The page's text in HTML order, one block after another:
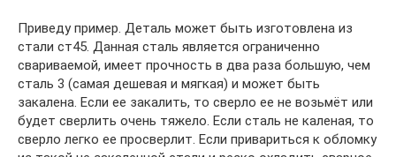
Приведу пример. Деталь может быть изготовлена из
стали ст45. Данная сталь является ограниченно
свариваемой, имеет прочность в два раза большую, чем
сталь 3 (самая дешевая и мягкая) и может быть
закалена. Если ее закалить, то сверло ее не возьмёт или
будет сверлить очень тяжело. Если сталь не каленая, то
сверло легко ее просверлит. Если привариться к обломку